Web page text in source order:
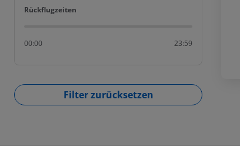
Rückflugzeiten
Rückflugzeiten
00:00 23:59
Filter zurücksetzen